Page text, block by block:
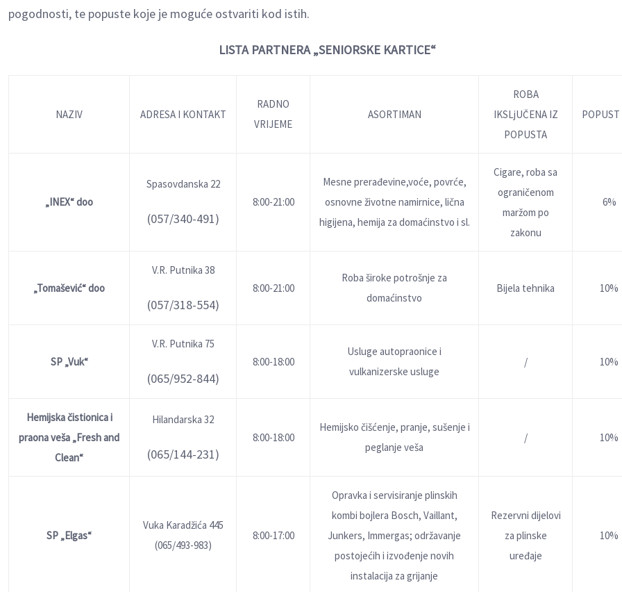
pogodnosti, te popuste koje je moguće ostvariti kod istih.
LISTA PARTNERA „SENIORSKE KARTICE“
NAZIV ADRESA I KONTAKT
RADNO
VRIJEME
ASORTIMAN
ROBA
IKSLjUČENA IZ
POPUSTA
„INEX“doo
Spasovdanska 22
(057/340-491)
8:00-21:00
Mesne prerađevine,voće, povrće,
osnovne životne namirnice, lična
higijena, hemija za domaćinstvo i sl.
Cigare, roba sa
ograničenom
maržom po
zakonu
6%
„Tomašević“ doo
V.R. Putnika 38
(057/318-554)
8:00-21:00
Roba široke potrošnje za
domaćinstvo
Bijela tehnika 10%
SP „Vuk“
V.R. Putnika 75
(065/952-844)
8:00-18:00
Usluge autopraonice i
vulkanizerske usluge
/ 10%
Hemijska čistionica i
praona veša „Fresh and
Clean“
Hilandarska 32
(065/144-231)
8:00-18:00
Hemijsko čišćenje, pranje, sušenje i
peglanje veša
/ 10%
SP „Elgas“
Vuka Karadžića 445
(065/493-983)
8:00-17:00
Opravka i servisiranje plinskih
kombi bojlera Bosch, Vaillant,
Junkers, Immergas; održavanje
postojećih i izvođenje novih
instalacija za grijanje
Rezervni dijelovi
za plinske
uređaje
10%